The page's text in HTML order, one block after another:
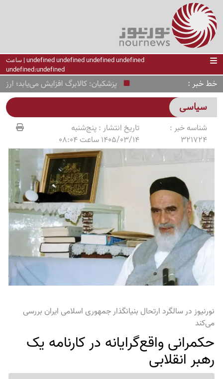
undefined undefined undefined undefined | ساعت
undefined:undefined
خط خبر پزشکیان: کالابرگ افزایش می‌یابد؛ ارز
سیاسی
شناسه خبر :
321724
تاریخ انتشار :پنج‌شنبه
1405/03/14 ساعت 08:04
نورنیوز در سالگرد ارتحال بنیانگذار جمهوری اسلامی ایران بررسی
می‌کند
حکمرانی واقع‌گرایانه در کارنامه یک
رهبر انقلابی